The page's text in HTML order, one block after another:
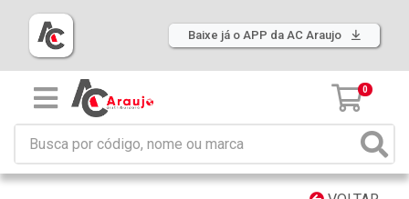
Baixe já o APP da AC Araujo
0